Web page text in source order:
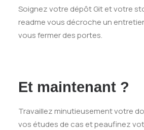
Soignez votre dépôt Git et votre
readme vous décroche un
vous fermer des portes.
Et maintenant ?
Travaillez minutieusement votre
vos études de cas et peaufinez